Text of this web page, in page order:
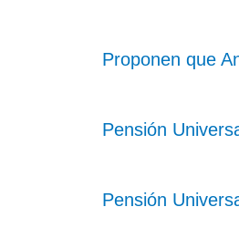
Proponen que
Pensión
Pensión